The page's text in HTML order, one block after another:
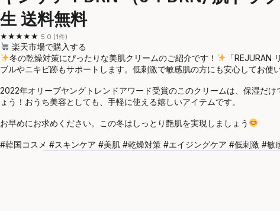
生 送料無料
★★★★★ 5.0 (1件)
楽天市場で購入する
冬の乾燥対策にぴったりな美肌クリームのご紹介です！
「
ブルやニキビ跡もサポートします。低刺激で敏感肌の方にも安心してお使
2022年オリーブヤングトレンドアワード受賞のこのクリームは、保湿だ
ょう！おうち美容としても、手軽に使える嬉しいアイテムです。
お早めにお求めください。この冬はしっとり艶肌を実現しましょう
#韓国コスメ #スキンケア #美肌 #乾燥対策 #エイジングケア #低刺激 #敏